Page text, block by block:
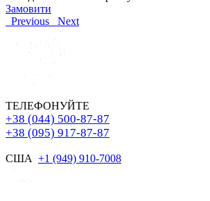
Замовити
Previous
Next
ТЕЛЕФОНУЙТЕ
+38 (044) 500-87-87
+38 (095) 917-87-87
США +1 (949) 910-7008